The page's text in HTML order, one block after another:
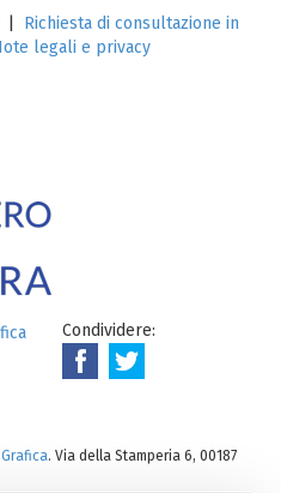
Richiesta di consultazione in
legali e privacy
Condividere:
. Via della Stamperia 6, 00187